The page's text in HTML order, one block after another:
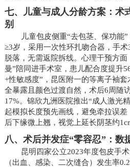
七、儿童与成人分龄方案：术
别
儿童包皮侧重“去包茎、保功能
≥3岁，采用一次性环扎吻合器，手
脱落，无需返院拆线。心理干预方
曼”陪同进手术室，患儿配合度提升
+性敏感度”，昆医附一的等离子袖
全暴露且颜色过渡自然，术后6周随
17%。锦欣九洲医院推出“成人激光
起模拟长度预先画线，避免牵拉误
后下缘微上翘，视觉上延长阴茎约
八、术后并发症“零容忍”：数
昆明四家公立2023年度包皮手
（出血、感染、二次缝合）发生率